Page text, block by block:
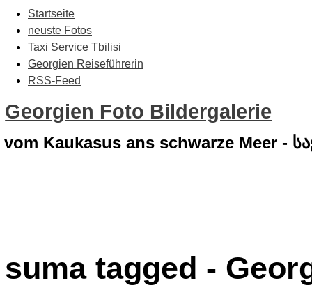
Startseite
neuste Fotos
Taxi Service Tbilisi
Georgien Reiseführerin
RSS-Feed
Georgien Foto Bildergalerie
vom Kaukasus ans schwarze Meer -
suma tagged -